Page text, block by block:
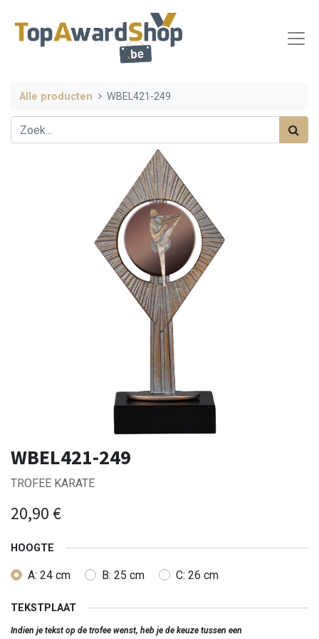
Alle producten WBEL421-249
WBEL421-249
TROFEE KARATE
20,90 €
HOOGTE
A: 24 cm B: 25 cm C: 26 cm
TEKSTPLAAT
Indien je tekst op de trofee wenst, heb je de keuze tussen een